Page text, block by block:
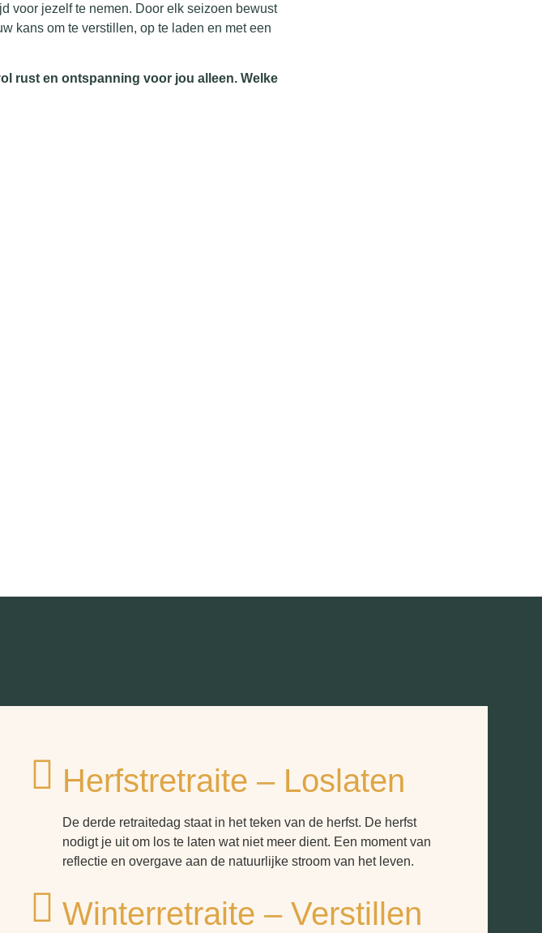
voor jezelf te nemen. Door elk seizoen bewust
kans om te verstillen, op te laden en met een
rust en ontspanning voor jou alleen. Welke
Herfstretraite – Loslaten
De derde retraitedag staat in het teken van de herfst. De herfst
nodigt je uit om los te laten wat niet meer dient. Een moment van
reflectie en overgave aan de natuurlijke stroom van het leven.
Winterretraite – Verstillen